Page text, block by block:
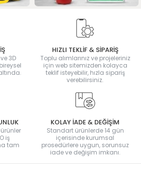
3D
HIZLI TEKLİF & SİPARİŞ
Toplu alımlarınız ve projeleriniz
için web sitemizden kolayca
teklif isteyebilir, hızla sipariş
verebilirsiniz.
ürünler
iş
tam
KOLAY İADE & DEĞİŞİM
Standart ürünlerde 14 gün
içerisinde kurumsal
prosedürlere uygun, sorunsuz
iade ve değişim imkanı.